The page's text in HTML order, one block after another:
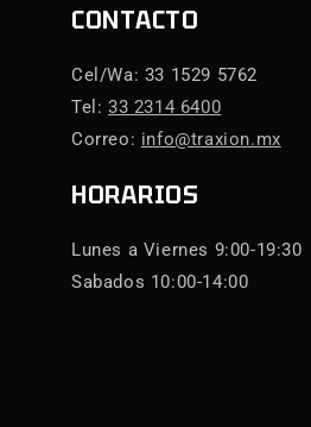
CONTACTO
Cel/Wa: 33 1529 5762
Tel:33 2314 6400
Correo: info@traxion.mx
HORARIOS
Lunes a Viernes 9:00-19:30
Sabados 10:00-14:00